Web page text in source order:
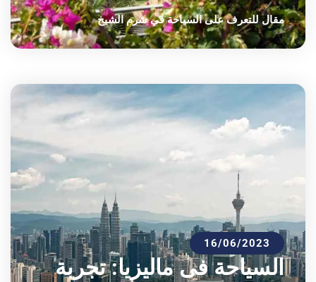
مقال للتعرف على السياحة في شرم الشيخ
16/06/2023
السياحة فى ماليزيا: تجربة